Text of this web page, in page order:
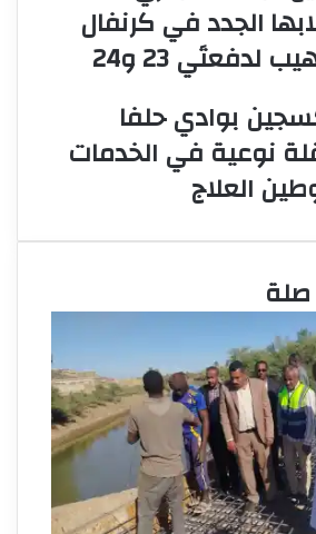
الجدد في كرنفال
لدفعتَي 23 و24
بوادي حلفا
نوعية في الخدمات
العلاج